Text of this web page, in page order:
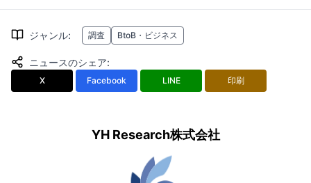
ジャンル: 調査 BtoB・ビジネス
ニュースのシェア:
X Facebook LINE 印刷
YH Research株式会社